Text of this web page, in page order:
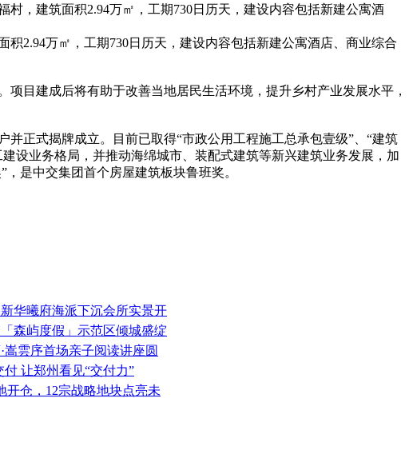
，建筑面积2.94万㎡，工期730日历天，建设内容包括新建公寓酒
2.94万㎡，工期730日历天，建设内容包括新建公寓酒店、商业综合
目建成后将有助于改善当地居民生活环境，提升乡村产业发展水平，
正式揭牌成立。目前已取得“市政公用工程施工总承包壹级”、“建筑
设业务格局，并推动海绵城市、装配式建筑等新兴建筑业务发展，加
是中交集团首个房屋建筑板块鲁班奖。
华曦府海派下沉会所实景开
森屿度假」示范区倾城盛绽
嵩雲序首场亲子阅读讲座圆
付 让郑州看见“交付力”
开仓，12宗战略地块点亮未